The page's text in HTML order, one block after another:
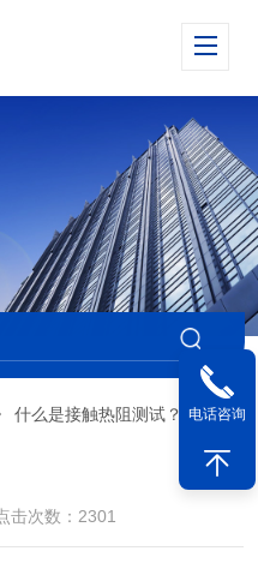
什么是接触热阻测试？
击次数：2301
电话咨询